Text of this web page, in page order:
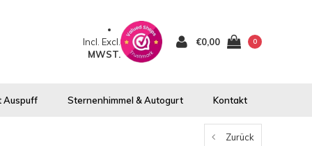
Incl. Excl.
MWST.
€0,00 0
Auspuff Sternenhimmel & Autogurt Kontakt
Zurück